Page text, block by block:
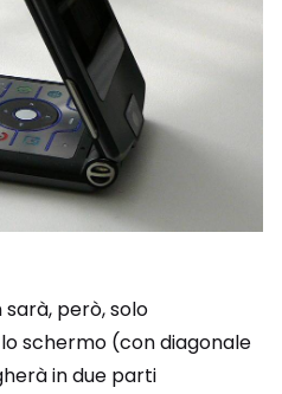
sarà, però, solo
schermo (con diagonale
in due parti